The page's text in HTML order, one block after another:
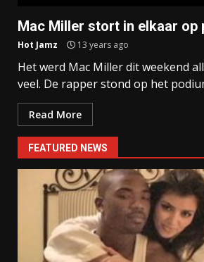
Mac Miller stort in elkaar op
Hot Jamz 13 years ago
Het werd Mac Miller dit weekend
veel. De rapper stond op het
Read More
FEATURED NEWS